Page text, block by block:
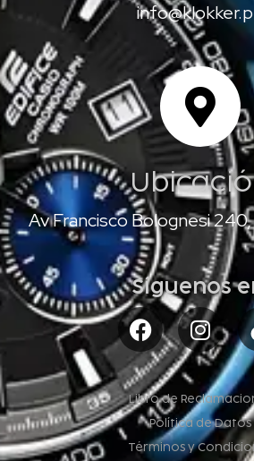
Av Francisco Bolognesi
Síguenos
Libro de
Política de Datos
Términos y